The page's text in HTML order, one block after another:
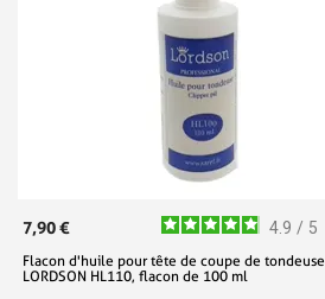
4.9 / 5
7,90 €
Flacon d'huile pour tête de coupe de tondeuse
LORDSON HL110, flacon de 100 ml